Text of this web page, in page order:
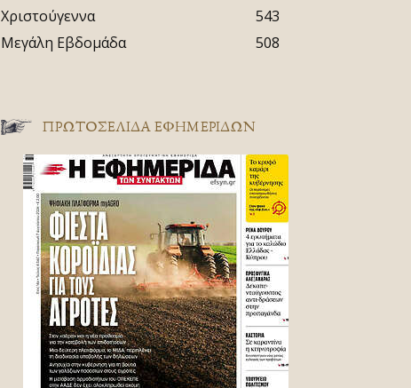
Χριστούγεννα
543
Μεγάλη Εβδομάδα
508
ΠΡΩΤΟΣΈΛΙΔΑ ΕΦΗΜΕΡΊΔΩΝ